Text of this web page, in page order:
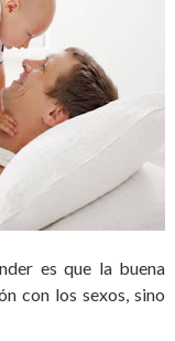
es que la buena
con los sexos, sino